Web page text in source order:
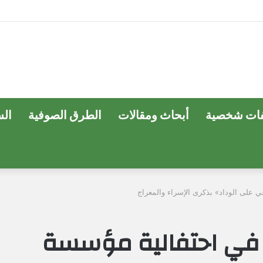
شخصية أبحاث ومقالات الطرق الصوفية
الوداد» بذكرى الإسراء والمعراج
احتفالية مؤسسة